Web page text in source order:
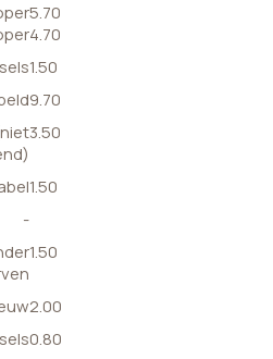
5.70
4.70
1.50
9.70
3.50
1.50
-
1.50
2.00
0.80